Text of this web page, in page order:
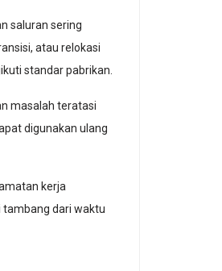
saluran sering
atau relokasi
standar pabrikan.
masalah teratasi
digunakan ulang
kerja
tambang dari waktu